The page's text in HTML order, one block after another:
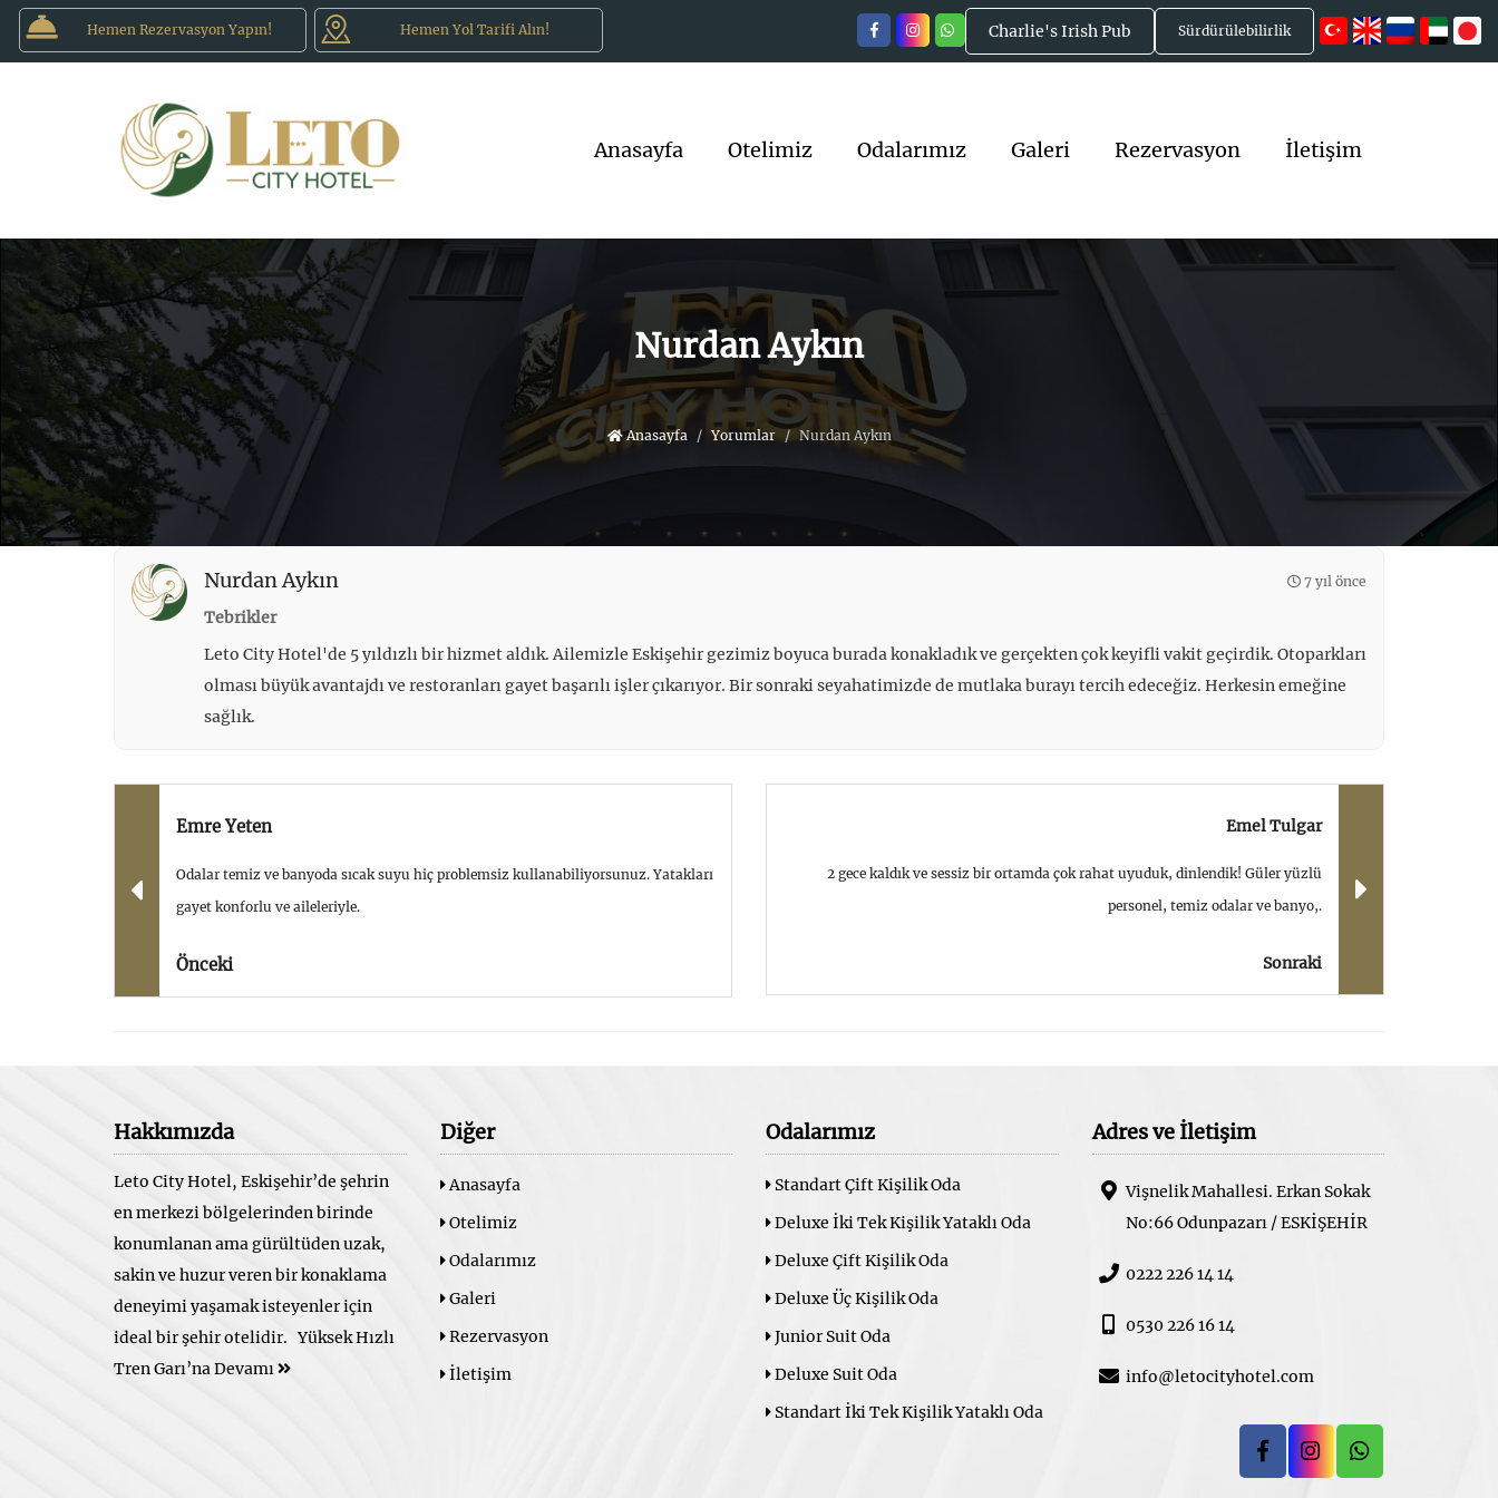
Hemen Rezervasyon Yapın! Hemen Yol Tarifi Alın! Hemen Rezervasyon Yapın!
Charlie's Irish Pub Sürdürülebilirlik
Anasayfa Otelimiz Odalarımız Galeri Rezervasyon İletişim
Nurdan Aykın
Anasayfa Yorumlar Nurdan Aykın
Nurdan Aykın 7 yıl önce
Tebrikler
Leto City Hotel'de 5 yıldızlı bir hizmet aldık. Ailemizle Eskişehir gezimiz boyuca burada konakladık ve gerçekten çok keyifli vakit geçirdik. Otoparkları
olması büyük avantajdı ve restoranları gayet başarılı işler çıkarıyor. Bir sonraki seyahatimizde de mutlaka burayı tercih edeceğiz. Herkesin emeğine
sağlık.
Emre Yeten
Odalar temiz ve banyoda sıcak suyu hiç problemsiz kullanabiliyorsunuz. Yatakları
gayet konforlu ve aileleriyle.
Önceki
Emel Tulgar
2 gece kaldık ve sessiz bir ortamda çok rahat uyuduk, dinlendik! Güler yüzlü
personel, temiz odalar ve banyo,.
Sonraki
Hakkımızda
Leto City Hotel, Eskişehir’de şehrin
en merkezi bölgelerinden birinde
konumlanan ama gürültüden uzak,
sakin ve huzur veren bir konaklama
deneyimi yaşamak isteyenler için
ideal bir şehir otelidir. Yüksek Hızlı
Tren Garı’naDevamı
Diğer
Anasayfa
Otelimiz
Odalarımız
Galeri
Rezervasyon
İletişim
Odalarımız
Standart Çift Kişilik Oda
Deluxe İki Tek Kişilik Yataklı Oda
Deluxe Çift Kişilik Oda
Deluxe Üç Kişilik Oda
Junior Suit Oda
Deluxe Suit Oda
Standart İki Tek Kişilik Yataklı Oda
Adres ve İletişim
Vişnelik Mahallesi. Erkan Sokak
No:66 Odunpazarı / ESKİŞEHİR
0222 226 14 14
0530 226 16 14
info@letocityhotel.com